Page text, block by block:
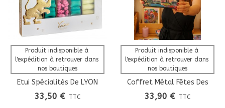
Produit indisponible à
l'expédition à retrouver dans
nos boutiques
Etui Spécialités De LYON
N°2
33,50 € TTC
Produit indisponible à
l'expédition à retrouver dans
nos boutiques
Coffret Métal Fêtes Des
Lumières Lyon - Collab
Orane Sigal
33,90 € TTC